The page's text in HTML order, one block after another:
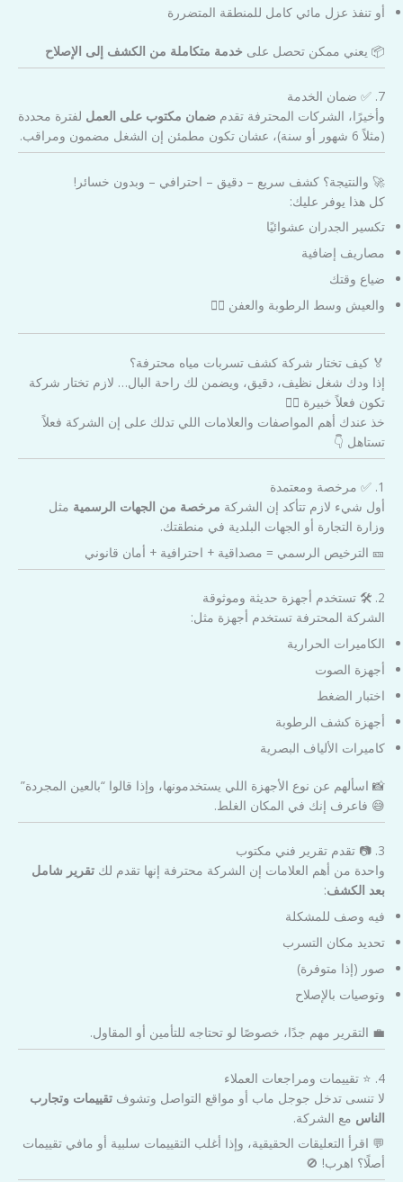
أو تنفذ عزل مائي كامل للمنطقة المتضررة
📦 يعني ممكن تحصل على خدمة متكاملة من الكشف إلى الإصلاح
7. ✅ ضمان الخدمة
وأخيرًا، الشركات المحترفة تقدم ضمان مكتوب على العمل لفترة محددة
(مثلاً 6 شهور أو سنة)، عشان تكون مطمئن إن الشغل مضمون ومراقب.
🚀 والنتيجة؟ كشف سريع – دقيق – احترافي – وبدون خسائر!
كل هذا يوفر عليك:
تكسير الجدران عشوائيًا
مصاريف إضافية
ضياع وقتك
والعيش وسط الرطوبة والعفن 😵‍💫
🏅 كيف تختار شركة كشف تسربات مياه محترفة؟
إذا ودك شغل نظيف، دقيق، ويضمن لك راحة البال… لازم تختار شركة
تكون فعلاً خبيرة 👷‍♂️
خذ عندك أهم المواصفات والعلامات اللي تدلك على إن الشركة فعلاً
تستاهل 👇
1. ✅ مرخصة ومعتمدة
أول شيء لازم تتأكد إن الشركة مرخصة من الجهات الرسمية مثل
وزارة التجارة أو الجهات البلدية في منطقتك.
🎫 الترخيص الرسمي = مصداقية + احترافية + أمان قانوني
2. 🛠️ تستخدم أجهزة حديثة وموثوقة
الشركة المحترفة تستخدم أجهزة مثل:
الكاميرات الحرارية
أجهزة الصوت
اختبار الضغط
أجهزة كشف الرطوبة
كاميرات الألياف البصرية
📸 اسألهم عن نوع الأجهزة اللي يستخدمونها، وإذا قالوا “بالعين المجردة”
😅 فاعرف إنك في المكان الغلط.
3. 📷 تقدم تقرير فني مكتوب
واحدة من أهم العلامات إن الشركة محترفة إنها تقدم لك تقرير شامل
بعد الكشف:
فيه وصف للمشكلة
تحديد مكان التسرب
صور (إذا متوفرة)
وتوصيات بالإصلاح
💼 التقرير مهم جدًا، خصوصًا لو تحتاجه للتأمين أو المقاول.
4. ⭐ تقييمات ومراجعات العملاء
لا تنسى تدخل جوجل ماب أو مواقع التواصل وتشوف تقييمات وتجارب
الناس مع الشركة.
💬 اقرأ التعليقات الحقيقية، وإذا أغلب التقييمات سلبية أو مافي تقييمات
أصلًا؟ اهرب! 🚫